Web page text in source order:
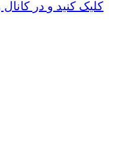
کلیک کنید و در